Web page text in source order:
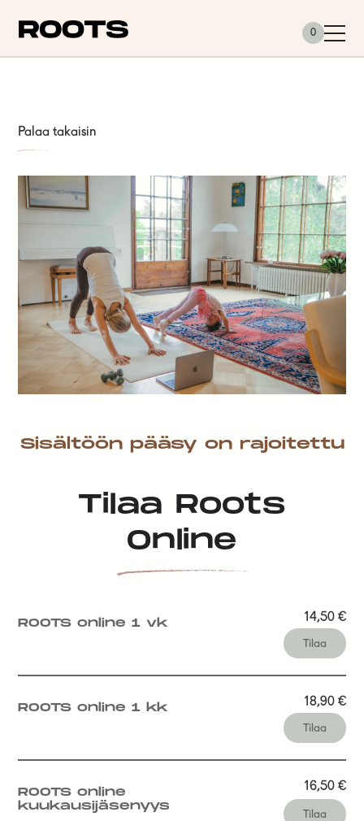
0
Palaa takaisin
Sisältöön pääsy on rajoitettu
Tilaa Roots
Online
ROOTS online 1 vk 14,50 €
Tilaa
ROOTS online 1 kk 18,90 €
Tilaa
ROOTS online
kuukausijäsenyys
16,50 €
Tilaa